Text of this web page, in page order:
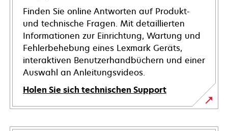
Finden Sie online Antworten auf Produkt-
und technische Fragen. Mit detaillierten
Informationen zur Einrichtung, Wartung und
Fehlerbehebung eines Lexmark Geräts,
interaktiven Benutzerhandbüchern und einer
Auswahl an Anleitungsvideos.
Holen Sie sich technischen Support
wird
in